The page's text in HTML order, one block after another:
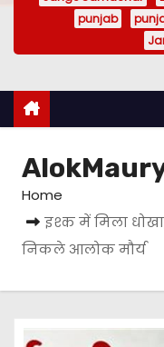
punjab
Home
इश्क में मिला
निकले आलोक मौर्य